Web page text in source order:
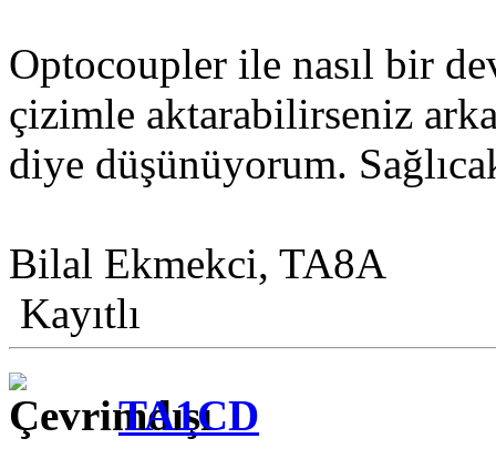
Optocoupler ile nasıl bir
çizimle aktarabilirseniz
diye düşünüyorum.
Bilal Ekmekci, TA8A
Kayıtlı
TA1CD